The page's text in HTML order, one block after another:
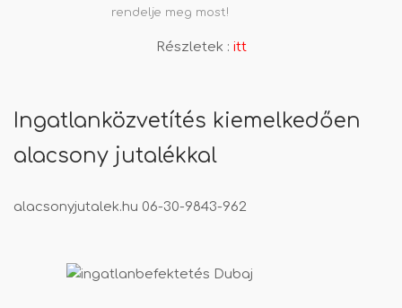
rendelje meg most!
Részletek : itt
Ingatlanközvetítés kiemelkedően
alacsony jutalékkal
alacsonyjutalek.hu 06-30-9843-962